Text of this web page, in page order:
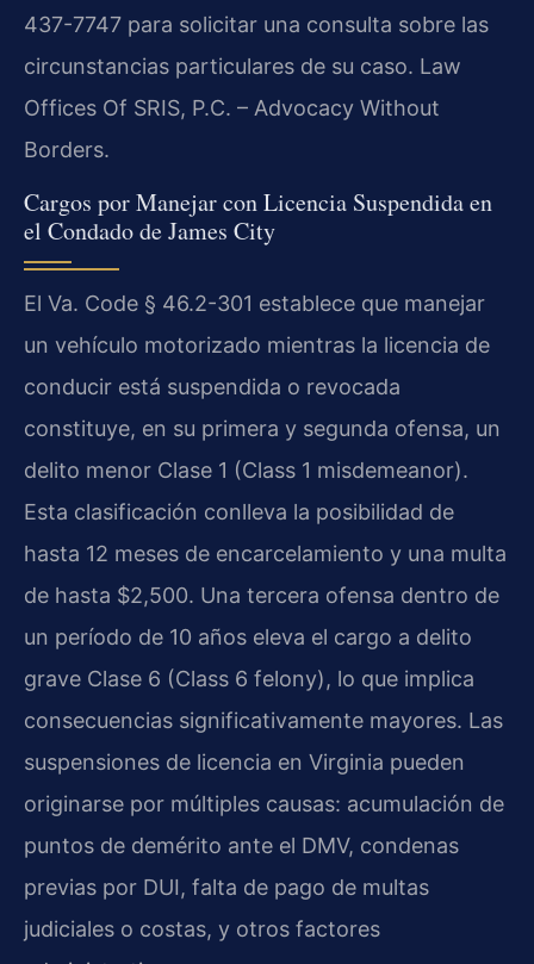
437-7747 para solicitar una consulta sobre las
circunstancias particulares de su caso. Law
Offices Of SRIS, P.C. – Advocacy Without
Borders.
Cargos por Manejar con Licencia Suspendida en
el Condado de James City
El Va. Code § 46.2-301 establece que manejar
un vehículo motorizado mientras la licencia de
conducir está suspendida o revocada
constituye, en su primera y segunda ofensa, un
delito menor Clase 1 (Class 1 misdemeanor).
Esta clasificación conlleva la posibilidad de
hasta 12 meses de encarcelamiento y una multa
de hasta $2,500. Una tercera ofensa dentro de
un período de 10 años eleva el cargo a delito
grave Clase 6 (Class 6 felony), lo que implica
consecuencias significativamente mayores. Las
suspensiones de licencia en Virginia pueden
originarse por múltiples causas: acumulación de
puntos de demérito ante el DMV, condenas
previas por DUI, falta de pago de multas
judiciales o costas, y otros factores